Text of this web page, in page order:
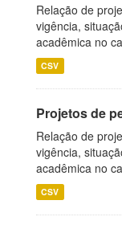
Relação de
vigência,
acadêmica no
CSV
Projetos de
Relação de
vigência,
acadêmica no
CSV